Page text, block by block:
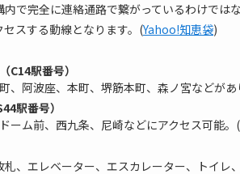
で完全に連絡通路で繋がっているわけで
スする動線となります。(Yahoo!知恵袋)
C14駅番号）
、阿波座、本町、堺筋本町、森ノ宮などがあ
駅番号）
ーム前、西九条、尼崎などにアクセス可能。(
札、エレベーター、エスカレーター、トイ